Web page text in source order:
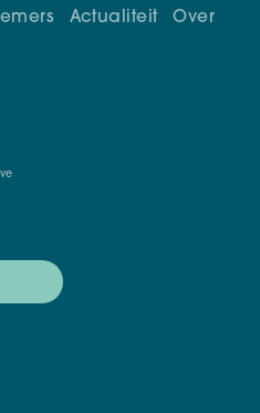
Actualiteit
Over